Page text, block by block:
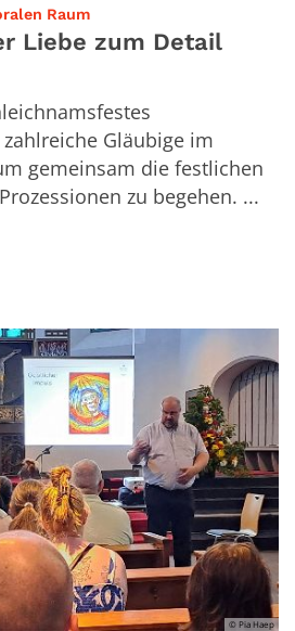
Raum
Liebe zum Detail
Gläubige im
gemeinsam die festlichen
zu begehen. ...
© Pia Haep